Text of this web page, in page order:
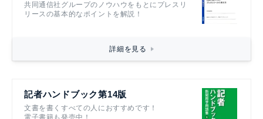
共同通信社グループのノウハウをもとにプレスリ
リースの基本的なポイントを解説！
詳細を見る
記者ハンドブック第14版
文書を書くすべての人におすすめです！
電子書籍も発売中！